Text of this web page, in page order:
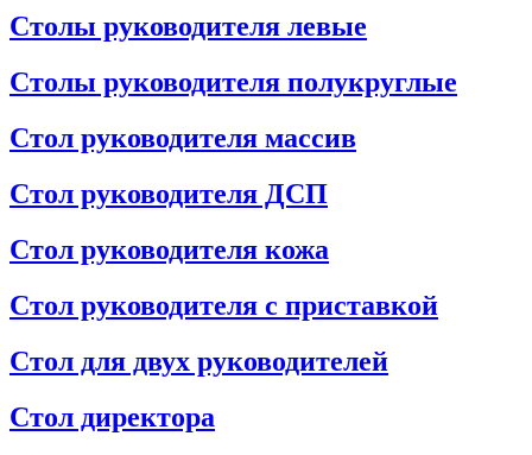
Столы руководителя левые
Столы руководителя полукруглые
Стол руководителя массив
Стол руководителя ДСП
Стол руководителя кожа
Стол руководителя с приставкой
Стол для двух руководителей
Стол директора